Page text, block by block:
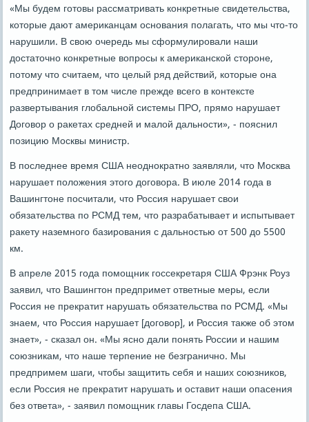
«Мы будем готовы рассматривать конкретные свидетельства,
которые дают американцам основания полагать, что мы что-то
нарушили. В свою очередь мы сформулировали наши
достаточно конкретные вопросы к американской стороне,
потому что считаем, что целый ряд действий, которые она
предпринимает в том числе прежде всего в контексте
развертывания глобальной системы ПРО, прямо нарушает
Договор о ракетах средней и малой дальности», - пояснил
позицию Москвы министр.
В последнее время США неоднократно заявляли, что Москва
нарушает положения этого договора. В июле 2014 года в
Вашингтоне посчитали, что Россия нарушает свои
обязательства по РСМД тем, что разрабатывает и испытывает
ракету наземного базирования с дальностью от 500 до 5500
км.
В апреле 2015 года помощник госсекретаря США Фрэнк Роуз
заявил, что Вашингтон предпримет ответные меры, если
Россия не прекратит нарушать обязательства по РСМД. «Мы
знаем, что Россия нарушает [договор], и Россия также об этом
знает», - сказал он. «Мы ясно дали понять России и нашим
союзникам, что наше терпение не безгранично. Мы
предпримем шаги, чтобы защитить себя и наших союзников,
если Россия не прекратит нарушать и оставит наши опасения
без ответа», - заявил помощник главы Госдепа США.